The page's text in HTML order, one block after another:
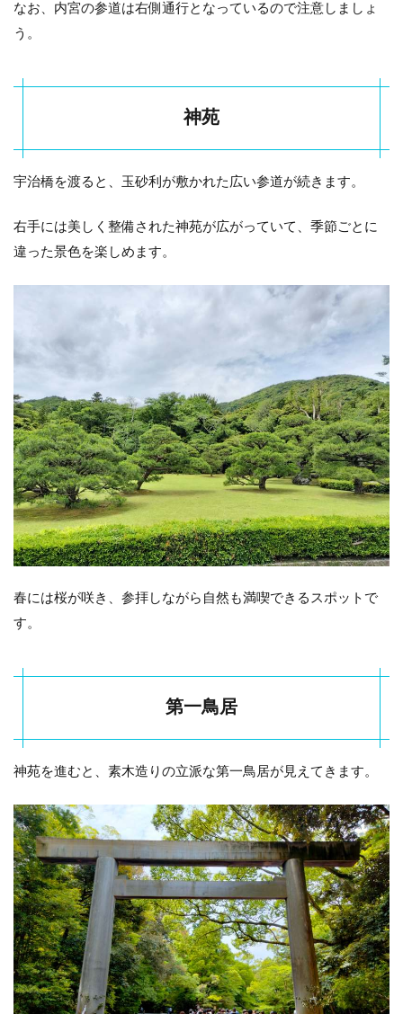
なお、内宮の参道は右側通行となっているので注意しましょ
う。
神苑
宇治橋を渡ると、玉砂利が敷かれた広い参道が続きます。
右手には美しく整備された神苑が広がっていて、季節ごとに
違った景色を楽しめます。
春には桜が咲き、参拝しながら自然も満喫できるスポットで
す。
第一鳥居
神苑を進むと、素木造りの立派な第一鳥居が見えてきます。